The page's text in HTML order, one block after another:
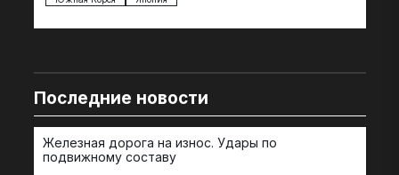
Последние новости
Железная дорога на износ. Удары по
подвижному составу